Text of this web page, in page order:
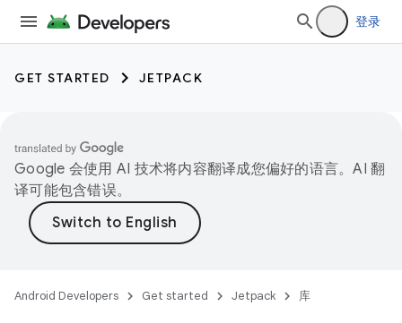
登录
GET STARTED JETPACK
Google 会使用 AI 技术将内容翻译成您偏好的语言。AI 翻
译可能包含错误。
Android Developers Get started Jetpack 库